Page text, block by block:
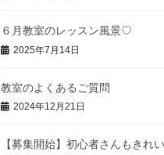
６月教室のレッスン風景♡
2025年7月14日
教室のよくあるご質問
2024年12月21日
【募集開始】初心者さんもきれ